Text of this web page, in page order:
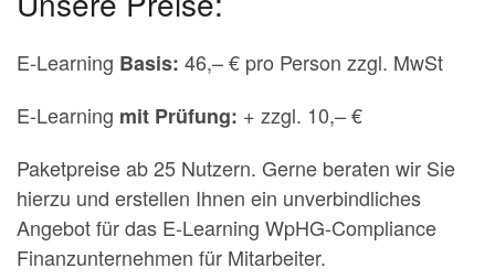
E-Learning Basis: 46,– € pro Person zzgl. MwSt
E-Learning mit Prüfung: + zzgl. 10,– €
Paketpreise ab 25 Nutzern. Gerne beraten wir Sie
hierzu und erstellen Ihnen ein unverbindliches
Angebot für das E-Learning WpHG-Compliance
Finanzunternehmen für Mitarbeiter.